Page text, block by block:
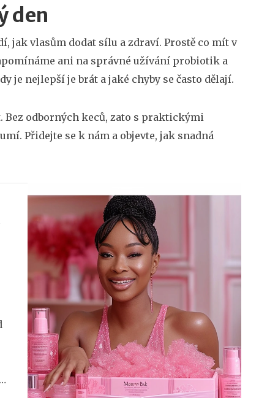
den
jak vlasům dodat sílu a zdraví. Prostě co mít v
ani na správné užívání probiotik a
nejlepší je brát a jaké chyby se často dělají.
Bez odborných keců, zato s praktickými
Přidejte se k nám a objevte, jak snadná